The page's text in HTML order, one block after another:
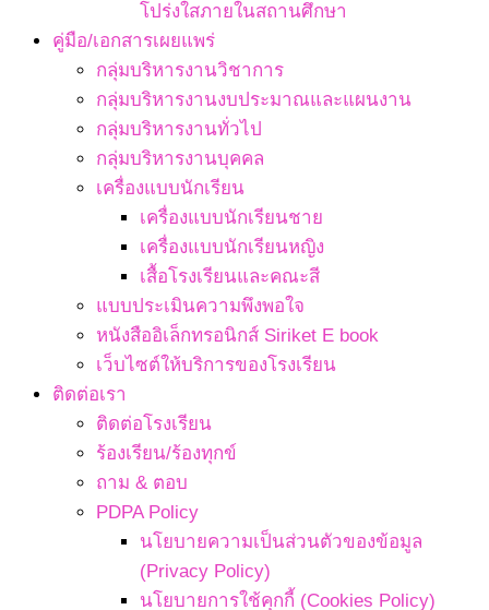
โปร่งใสภายในสถานศึกษา
คู่มือ/เอกสารเผยแพร่
กลุ่มบริหารงานวิชาการ
กลุ่มบริหารงานงบประมาณและแผนงาน
กลุ่มบริหารงานทั่วไป
กลุ่มบริหารงานบุคคล
เครื่องแบบนักเรียน
เครื่องแบบนักเรียนชาย
เครื่องแบบนักเรียนหญิง
เสื้อโรงเรียนและคณะสี
แบบประเมินความพึงพอใจ
หนังสืออิเล็กทรอนิกส์ Siriket E book
เว็บไซต์ให้บริการของโรงเรียน
ติดต่อเรา
ติดต่อโรงเรียน
ร้องเรียน/ร้องทุกข์
ถาม & ตอบ
PDPA Policy
นโยบายความเป็นส่วนตัวของข้อมูล
(Privacy Policy)
นโยบายการใช้คุกกี้ (Cookies Policy)